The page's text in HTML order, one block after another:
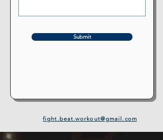
Submit
fight.beat.workout@gmail.com